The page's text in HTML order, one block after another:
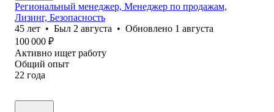
Региональный менеджер, Менеджер по продажам,
Лизинг, Безопасность
45 лет • Был 2 августа • Обновлено 1 августа
100 000 ₽
Активно ищет работу
Общий опыт
22 года